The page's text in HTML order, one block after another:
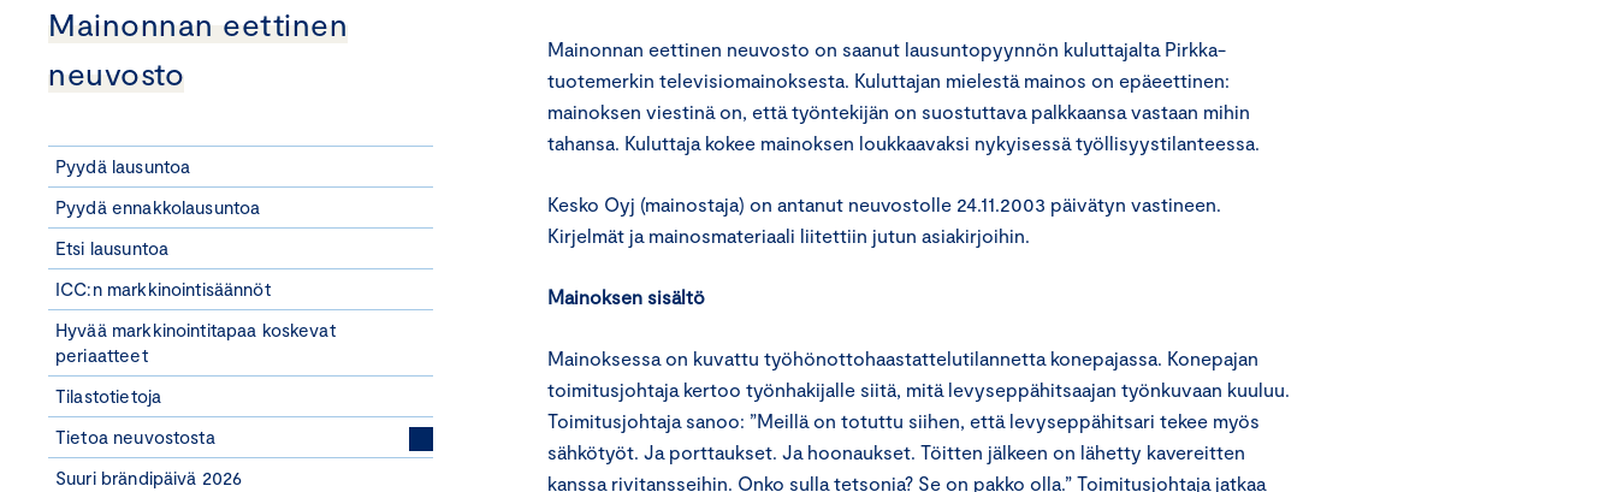
Mainonnan eettinen
neuvosto
Pyydä lausuntoa
Pyydä ennakkolausuntoa
Etsi lausuntoa
ICC:n markkinointisäännöt
Hyvää markkinointitapaa koskevat
periaatteet
Tilastotietoja
Tietoa neuvostosta
Suuri brändipäivä 2026
Mainonnan eettinen neuvosto on saanut lausuntopyynnön kuluttajalta Pirkka-
tuotemerkin televisiomainoksesta. Kuluttajan mielestä mainos on epäeettinen:
mainoksen viestinä on, että työntekijän on suostuttava palkkaansa vastaan mihin
tahansa. Kuluttaja kokee mainoksen loukkaavaksi nykyisessä työllisyystilanteessa.
Kesko Oyj (mainostaja) on antanut neuvostolle 24.11.2003 päivätyn vastineen.
Kirjelmät ja mainosmateriaali liitettiin jutun asiakirjoihin.
Mainoksen sisältö
Mainoksessa on kuvattu työhönottohaastattelutilannetta konepajassa. Konepajan
toimitusjohtaja kertoo työnhakijalle siitä, mitä levyseppähitsaajan työnkuvaan kuuluu.
Toimitusjohtaja sanoo: ”Meillä on totuttu siihen, että levyseppähitsari tekee myös
sähkötyöt. Ja porttaukset. Ja hoonaukset. Töitten jälkeen on lähetty kavereitten
kanssa rivitansseihin. Onko sulla tetsonia? Se on pakko olla.” Toimitusjohtaja jatkaa